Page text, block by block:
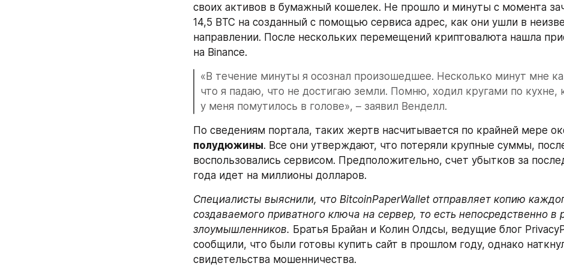
своих активов в бумажный кошелек. Не прошло и минуты с момента
14,5 BTC на созданный с помощью сервиса адрес, как они ушли в
направлении. После нескольких перемещений криптовалюта нашла
на Binance.
«В течение минуты я осознал произошедшее. Несколько минут мне
что я падаю, что не достигаю земли. Помню, ходил кругами по кухне,
у меня помутилось в голове», – заявил Венделл.
полудюжины. Все они утверждают, что потеряли крупные суммы,
воспользовались сервисом. Предположительно, счет убытков за
года идет на миллионы долларов.
Специалисты выяснили, что BitcoinPaperWallet отправляет копию
создаваемого приватного ключа на сервер, то есть непосредственно в
злоумышленников. Братья Брайан и Колин Олдсы, ведущие блог
сообщили, что были готовы купить сайт в прошлом году, однако
свидетельства мошенничества.